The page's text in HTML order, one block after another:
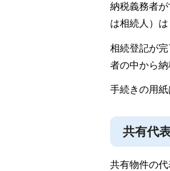
納税義務者
は相続人）
相続登記が
者の中から
手続きの用紙
共有代
共有物件の